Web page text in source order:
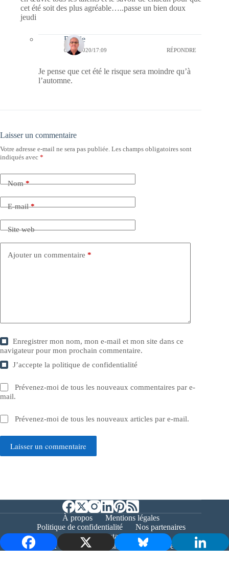
cet été soit des plus agréable…..passe un bien doux
jeudi
Bernie
04/06/2020/17:09 RÉPONDRE
Je pense que cet été le risque sera moindre qu’à
l’automne.
Laisser un commentaire
Votre adresse e-mail ne sera pas publiée. Les champs obligatoires sont
indiqués avec *
Nom*
E-mail*
Site web
Ajouter un commentaire *
Enregistrer mon nom, mon e-mail et mon site dans ce
navigateur pour mon prochain commentaire.
J’accepte lapolitique de confidentialité
Prévenez-moi de tous les nouveaux commentaires par e-
mail.
Prévenez-moi de tous les nouveaux articles par e-mail.
Laisser un commentaire
À propos
Mentions légales
Politique de confidentialité
Nos partenaires
Contact
Copyright © 2026 - Bernieshoot.fr Journal Web